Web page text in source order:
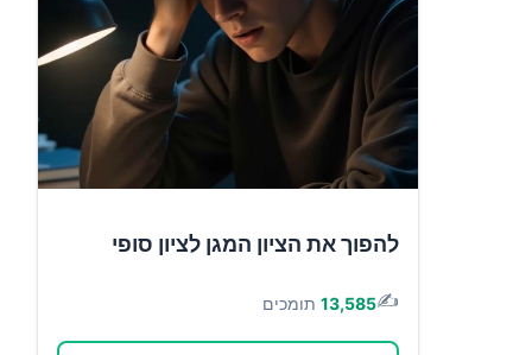
להפוך את הציון המגן לציון סופי
✍️
13,585 תומכים